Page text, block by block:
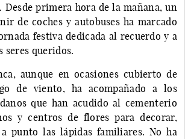
Desde primera hora de la mañana, un
de coches y autobuses ha marcado
festiva dedicada al recuerdo y a
seres queridos.
aunque en ocasiones cubierto de
de viento, ha acompañado a los
que han acudido al cementerio
y centros de flores para decorar,
punto las lápidas familiares. No ha